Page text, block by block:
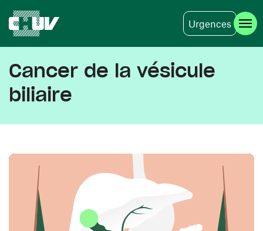
Urgences
Cancer de la vésicule
biliaire